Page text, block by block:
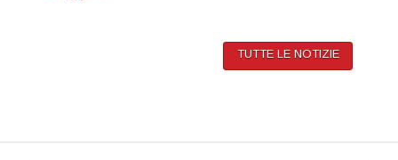
TUTTE LE NOTIZIE